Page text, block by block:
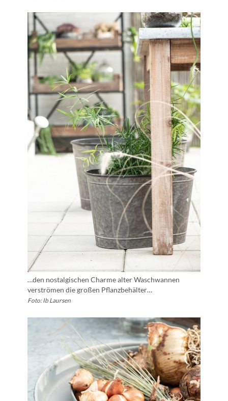
…den nostalgischen Charme alter Waschwannen
verströmen die großen Pflanzbehälter…
Foto: Ib Laursen